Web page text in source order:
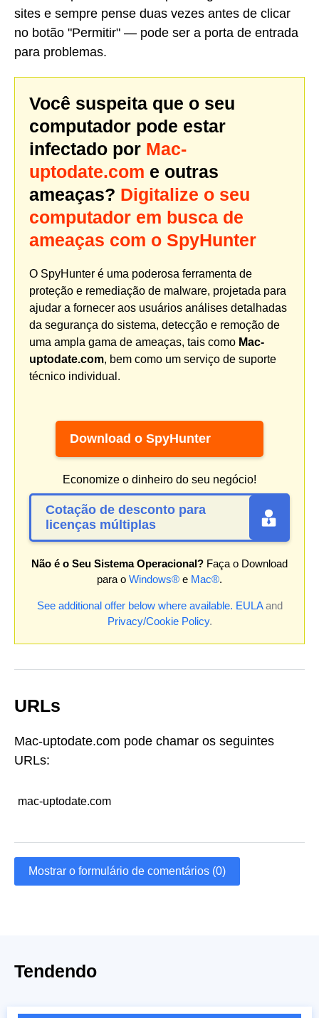
sites e sempre pense duas vezes antes de clicar
no botão "Permitir" — pode ser a porta de entrada
para problemas.
Você suspeita que o seu
computador pode estar
infectado por Mac-
uptodate.com e outras
ameaças? Digitalize o seu
computador em busca de
ameaças com o SpyHunter
O SpyHunter é uma poderosa ferramenta de
proteção e remediação de malware, projetada para
ajudar a fornecer aos usuários análises detalhadas
da segurança do sistema, detecção e remoção de
uma ampla gama de ameaças, tais como Mac-
uptodate.com, bem como um serviço de suporte
técnico individual.
Download o SpyHunter
Economize o dinheiro do seu negócio!
Cotação de desconto para
licenças múltiplas
Não é o Seu Sistema Operacional? Faça o Download
para o Windows® e Mac®.
See additional offer below where available. EULAand
Privacy/Cookie Policy.
URLs
Mac-uptodate.com pode chamar os seguintes
URLs:
mac-uptodate.com
Mostrar o formulário de comentários (0)
Tendendo